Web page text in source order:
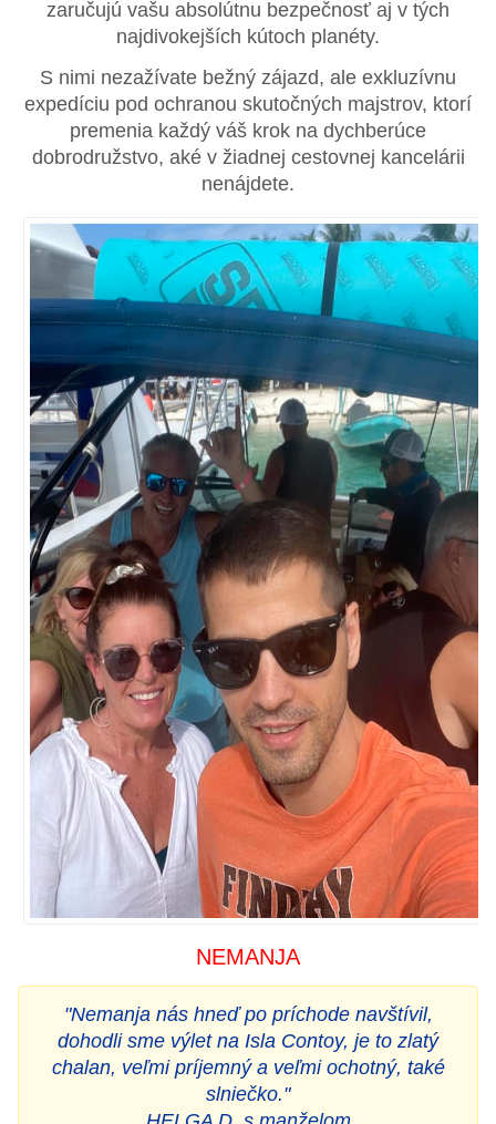
zaručujú vašu absolútnu bezpečnosť aj v tých
najdivokejších kútoch planéty.
S nimi nezažívate bežný zájazd, ale exkluzívnu
expedíciu pod ochranou skutočných majstrov, ktorí
premenia každý váš krok na dychberúce
dobrodružstvo, aké v žiadnej cestovnej kancelárii
nenájdete.
NEMANJA
"Nemanja nás hneď po príchode navštívil,
dohodli sme výlet na Isla Contoy, je to zlatý
chalan, veľmi príjemný a veľmi ochotný, také
slniečko."